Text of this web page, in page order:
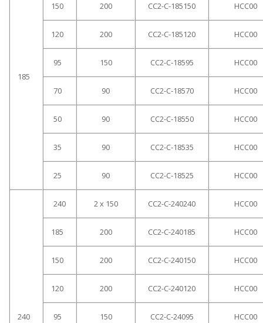
185
150 200 CC2-C-185150 HCC00
120 200 CC2-C-185120 HCC00
95 150 CC2-C-18595 HCC00
70 90 CC2-C-18570 HCC00
50 90 CC2-C-18550 HCC00
35 90 CC2-C-18535 HCC00
25 90 CC2-C-18525 HCC00
240
240 2 x 150 CC2-C-240240 HCC00
185 200 CC2-C-240185 HCC00
150 200 CC2-C-240150 HCC00
120 200 CC2-C-240120 HCC00
95 150 CC2-C-24095 HCC00